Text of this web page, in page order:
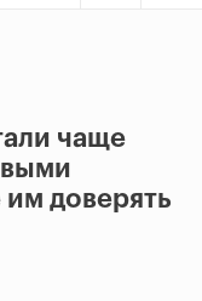
чаще
доверять